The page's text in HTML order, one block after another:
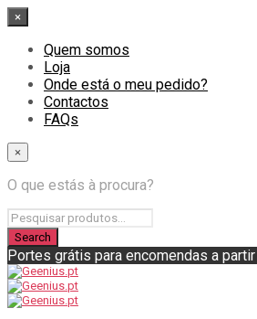
×
Quem somos
Loja
Onde está o meu pedido?
Contactos
FAQs
×
O que estás à procura?
Portes grátis para encomendas a